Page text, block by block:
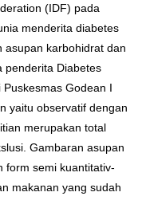
(IDF) pada
menderita diabetes
asupan karbohidrat dan
penderita Diabetes
Godean I
yaitu observatif dengan
merupakan total
Gambaran asupan
form semi kuantitativ-
makanan yang sudah